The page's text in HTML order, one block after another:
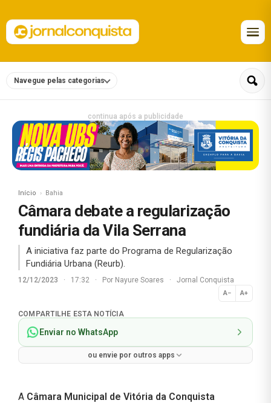
Navegue pelas categorias
continua após a publicidade
Início Bahia
Câmara debate a regularização
fundiária da Vila Serrana
A iniciativa faz parte do Programa de Regularização
Fundiária Urbana (Reurb).
12/12/2023 · 17:32 · Por Nayure Soares · Jornal Conquista
A− A+
Normal
COMPARTILHE ESTA NOTÍCIA
Enviar no WhatsApp
ou envie por outros apps
A Câmara Municipal de Vitória da Conquista